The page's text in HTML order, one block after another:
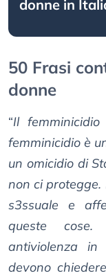
donne in
50 Frasi
donne
“Il
femminicidio è
un omicidio di
non ci protegge.
s3ssuale e
queste
antiviolenza
devono